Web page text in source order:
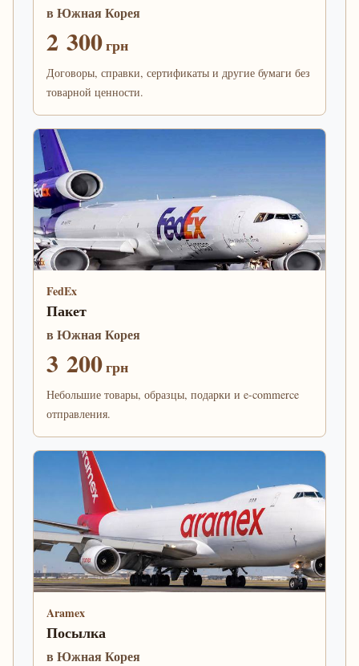
в Южная Корея
2 300грн
Договоры, справки, сертификаты и другие бумаги без
товарной ценности.
FedEx
Пакет
в Южная Корея
3 200грн
Небольшие товары, образцы, подарки и e-commerce
отправления.
Aramex
Посылка
в Южная Корея